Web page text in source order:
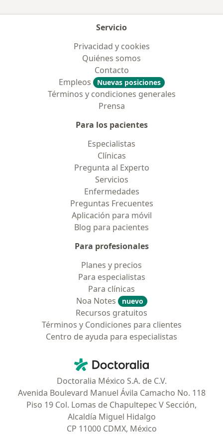
Servicio
Privacidad y cookies
Quiénes somos
Contacto
Empleos
Nuevas posiciones
Términos y condiciones generales
Prensa
Para los pacientes
Especialistas
Clínicas
Pregunta al Experto
Servicios
Enfermedades
Preguntas Frecuentes
Aplicación para móvil
Blog para pacientes
Para profesionales
Planes y precios
Para especialistas
Para clínicas
Noa Notes
nuevo
Recursos gratuitos
Términos y Condiciones para clientes
Centro de ayuda para especialistas
Doctoralia - Página de inicio
Doctoralia México S.A. de C.V.
Avenida Boulevard Manuel Ávila Camacho No. 118
Piso 19 Col. Lomas de Chapultepec V Sección,
Alcaldía Miguel Hidalgo
CP 11000 CDMX, México